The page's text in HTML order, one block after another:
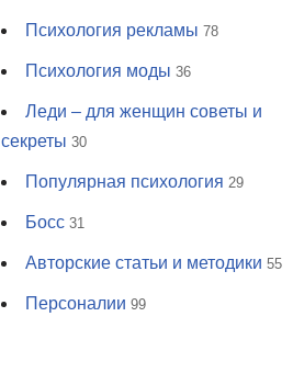
Психология рекламы 78
Психология моды 36
Леди – для женщин советы и
секреты 30
Популярная психология 29
Босс 31
Авторские статьи и методики 55
Персоналии 99